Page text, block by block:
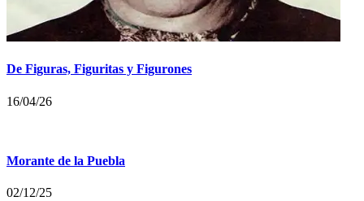
De Figuras, Figuritas y Figurones
16/04/26
Morante de la Puebla
02/12/25